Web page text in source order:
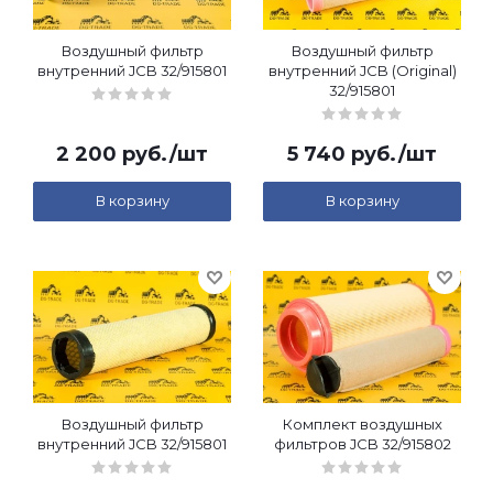
Воздушный фильтр
внутренний JCB 32/915801
2 200 руб./шт
В корзину
Воздушный фильтр
внутренний JCB (Original)
32/915801
5 740 руб./шт
В корзину
Воздушный фильтр
внутренний JCB 32/915801
Комплект воздушных
фильтров JCB 32/915802